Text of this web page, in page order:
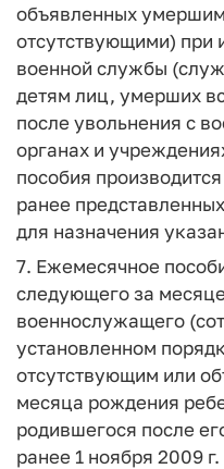
объявленных
отсутствующими) при
военной службы
детям лиц, умерших
после увольнения с
органах и
пособия
ранее
для назначения
7. Ежемесячное
следующего за
военнослужащего
установленном
отсутствующим или
месяца рождения
родившегося после
ранее 1 ноября 2009 г.